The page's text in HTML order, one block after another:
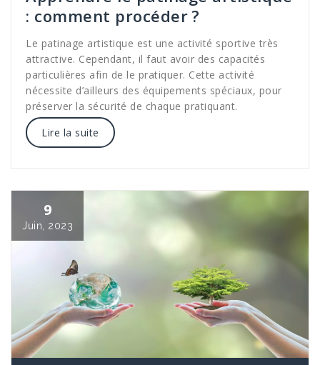
: comment procéder ?
Le patinage artistique est une activité sportive très
attractive. Cependant, il faut avoir des capacités
particulières afin de le pratiquer. Cette activité
nécessite d’ailleurs des équipements spéciaux, pour
préserver la sécurité de chaque pratiquant.
Lire la suite
9
Juin, 2023